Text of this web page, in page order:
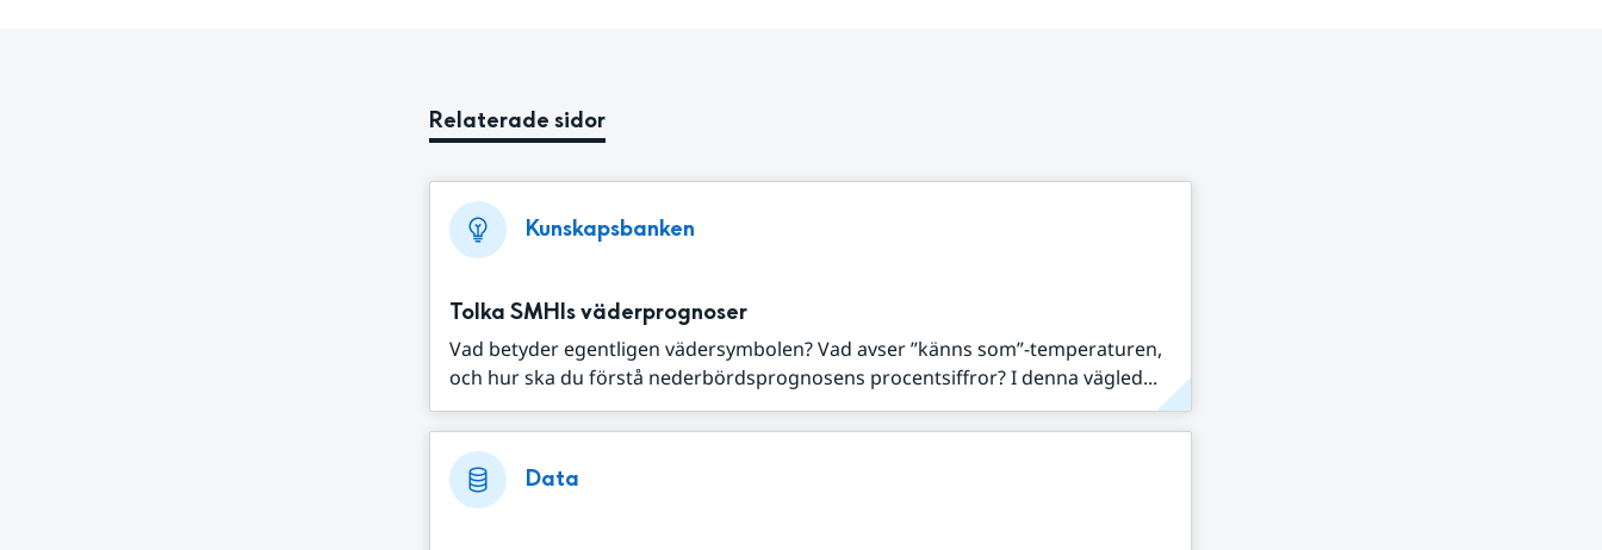
Relaterade sidor
Kunskapsbanken
Tolka SMHIs väderprognoser
Vad betyder egentligen vädersymbolen? Vad avser ”känns som”-temperaturen,
och hur ska du förstå nederbördsprognosens procentsiffror? I denna vägled...
Data